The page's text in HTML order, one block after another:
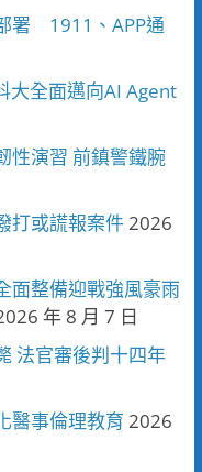
署 1911、APP通
全面邁向AI Agent
性演習 前鎮警鐵腕
打或謊報案件 2026
面整備迎戰強風豪雨
年 8 月 7 日
法官審後判十四年
醫事倫理教育 2026